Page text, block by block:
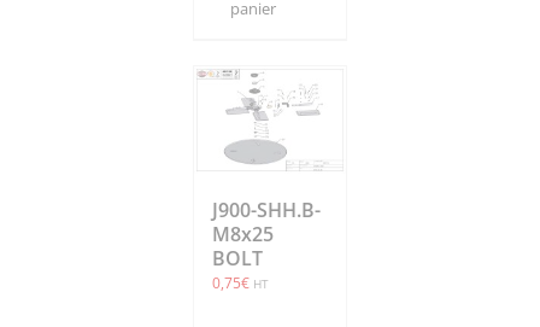
panier
J900-SHH.B-
M8x25
BOLT
0,75€ HT